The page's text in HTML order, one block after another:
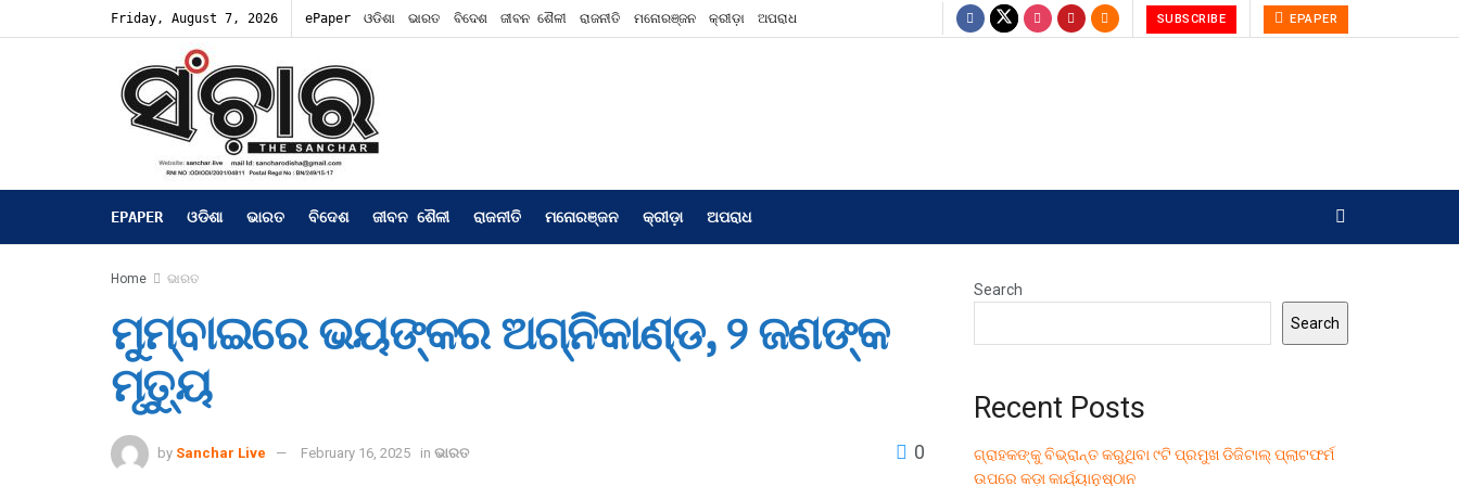
Friday, August 7, 2026 ePaper ଓଡିଶା ଭାରତ ବିଦେଶ ଜୀବନ ଶୈଳୀ ରାଜନୀତି ମନୋରଞ୍ଜନ କ୍ରୀଡ଼ା ଅପରାଧ SUBSCRIBE EPAPER
EPAPER ଓଡିଶା ଭାରତ ବିଦେଶ ଜୀବନ ଶୈଳୀ ରାଜନୀତି ମନୋରଞ୍ଜନ କ୍ରୀଡ଼ା ଅପରାଧ
Home ଭାରତ
ମୁମ୍ବାଇରେ ଭୟଙ୍କର ଅଗ୍ନିକାଣ୍ଡ, ୨ ଜଣଙ୍କ
ମୃତ୍ୟୁ
by Sanchar Live February 16, 2025 in ଭାରତ 0
Search
Search
Recent Posts
ଗ୍ରାହକଙ୍କୁ ବିଭ୍ରାନ୍ତ କରୁଥିବା ୯ଟି ପ୍ରମୁଖ ଡିଜିଟାଲ୍ ପ୍ଲାଟଫର୍ମ
ଉପରେ କଡ଼ା କାର୍ଯ୍ୟାନୁଷ୍ଠାନ